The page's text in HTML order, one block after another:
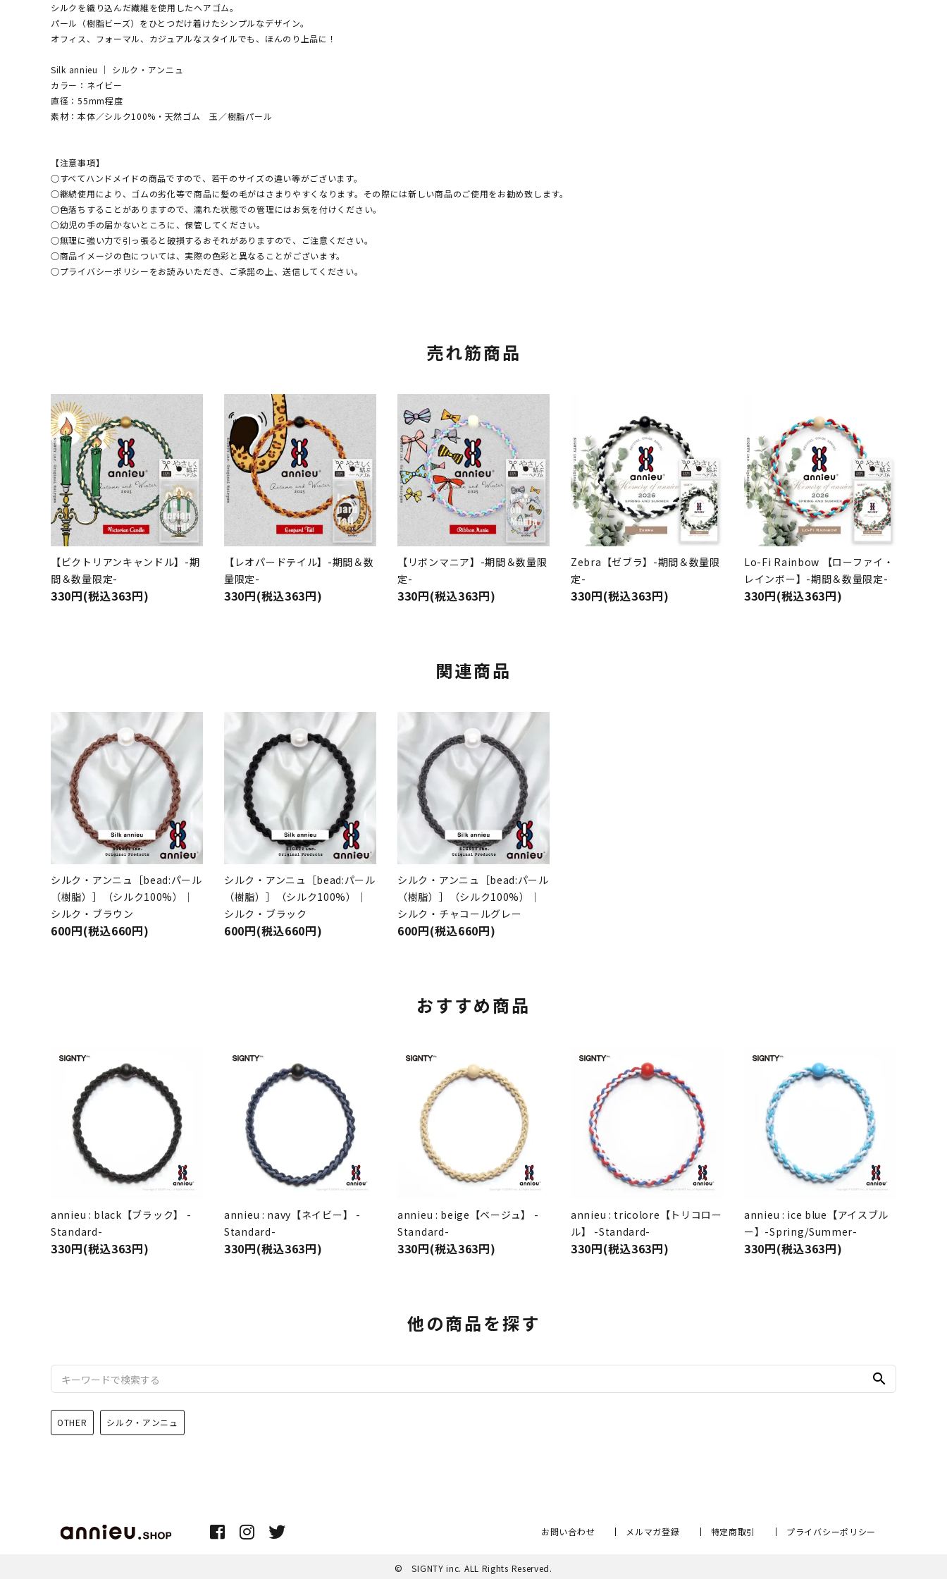
シルクを織り込んだ繊維を使用したヘアゴム。
パール（樹脂ビーズ）をひとつだけ着けたシンプルなデザイン。
オフィス、フォーマル、カジュアルなスタイルでも、ほんのり上品に！
Silk annieu ｜ シルク・アンニュ
カラー：ネイビー
直径：55mm程度
素材：本体／シルク100%・天然ゴム 玉／樹脂パール
【注意事項】
○すべてハンドメイドの商品ですので、若干のサイズの違い等がございます。
○継続使用により、ゴムの劣化等で商品に髪の毛がはさまりやすくなります。その際には新しい商品のご使用をお勧め致します。
○色落ちすることがありますので、濡れた状態での管理にはお気を付けください。
○幼児の手の届かないところに、保管してください。
○無理に強い力で引っ張ると破損するおそれがありますので、ご注意ください。
○商品イメージの色については、実際の色彩と異なることがございます。
○プライバシーポリシーをお読みいただき、ご承諾の上、送信してください。
売れ筋商品
【ビクトリアンキャンドル】-期
間＆数量限定-
330円(税込363円)
【レオパードテイル】-期間＆数
量限定-
330円(税込363円)
【リボンマニア】-期間＆数量限
定-
330円(税込363円)
Zebra【ゼブラ】-期間＆数量限
定-
330円(税込363円)
Lo-Fi Rainbow 【ローファイ・
レインボー】-期間＆数量限定-
330円(税込363円)
関連商品
シルク・アンニュ［bead:パール
（樹脂）］（シルク100%）｜
シルク・ブラウン
600円(税込660円)
シルク・アンニュ［bead:パール
（樹脂）］（シルク100%）｜
シルク・ブラック
600円(税込660円)
シルク・アンニュ［bead:パール
（樹脂）］（シルク100%）｜
シルク・チャコールグレー
600円(税込660円)
おすすめ商品
annieu : black【ブラック】 -
Standard-
330円(税込363円)
annieu : navy【ネイビー】 -
Standard-
330円(税込363円)
annieu : beige【ベージュ】 -
Standard-
330円(税込363円)
annieu : tricolore【トリコロー
ル】 -Standard-
330円(税込363円)
annieu : ice blue【アイスブル
ー】-Spring/Summer-
330円(税込363円)
他の商品を探す
search
OTHER シルク・アンニュ
お問い合わせ メルマガ登録 特定商取引 プライバシーポリシー
© SIGNTY inc. ALL Rights Reserved.